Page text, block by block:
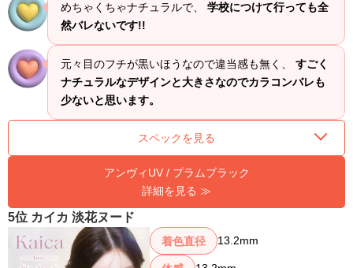
めちゃくちゃナチュラルで、 学校につけて行っても全
然バレないです!!
元々目のフチが黒いほうなので違当感も無く、 すごく
ナチュラルなデザインと大きさなのでカラコンバレも
少ないと思います。
スペックを見る
アンヴィUV / プラムブラック
詳細を見る ≫
5位 カイカ 淡花ヌード
着色直径 13.2mm